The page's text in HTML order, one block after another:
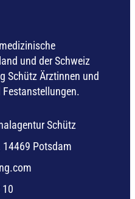
und der Schweiz
Schütz Ärztinnen und
Schütz
14469 Potsdam